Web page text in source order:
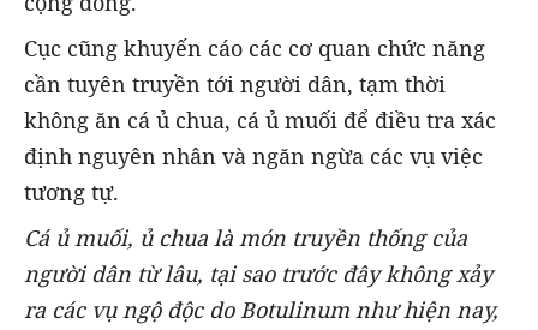
Cục cũng khuyến cáo các cơ quan chức năng
cần tuyên truyền tới người dân, tạm thời
không ăn cá ủ chua, cá ủ muối để điều tra xác
định nguyên nhân và ngăn ngừa các vụ việc
tương tự.
Cá ủ muối, ủ chua là món truyền thống của
người dân từ lâu, tại sao trước đây không xảy
ra các vụ ngộ độc do Botulinum như hiện nay,